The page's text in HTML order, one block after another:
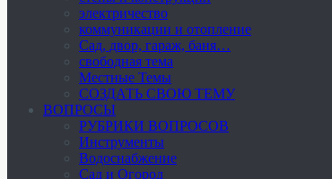
электричество
коммуникации и отопление
Cад, двор, гараж, баня…
свободная тема
Местные Темы
СОЗДАТЬ СВОЮ ТЕМУ
ВОПРОСЫ
РУБРИКИ ВОПРОСОВ
Инструменты
Водоснабжение
Сад и Огород